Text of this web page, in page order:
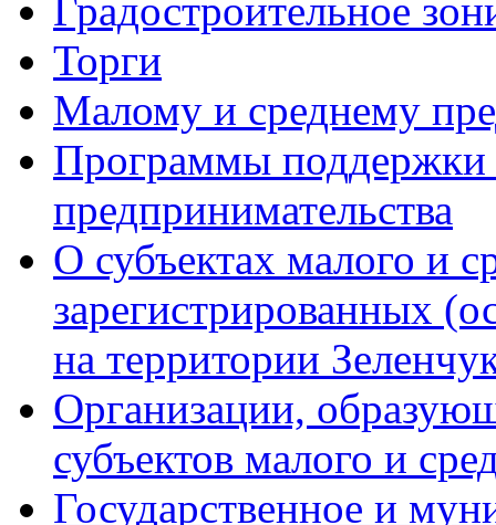
Градостроительное
Торги
Малому и среднему
Программы поддержки
предпринимательства
О субъектах малого и
зарегистрированных
на территории
Организации,
субъектов малого и
Государственное и